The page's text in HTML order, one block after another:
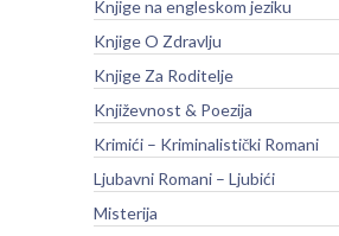
Knjige na engleskom jeziku
Knjige O Zdravlju
Knjige Za Roditelje
Književnost & Poezija
Krimići – Kriminalistički Romani
Ljubavni Romani – Ljubići
Misterija